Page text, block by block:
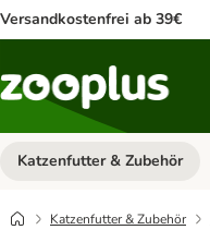
Versandkostenfrei ab 39€
Katzenfutter & Zubehör
Katzenfutter & Zubehör